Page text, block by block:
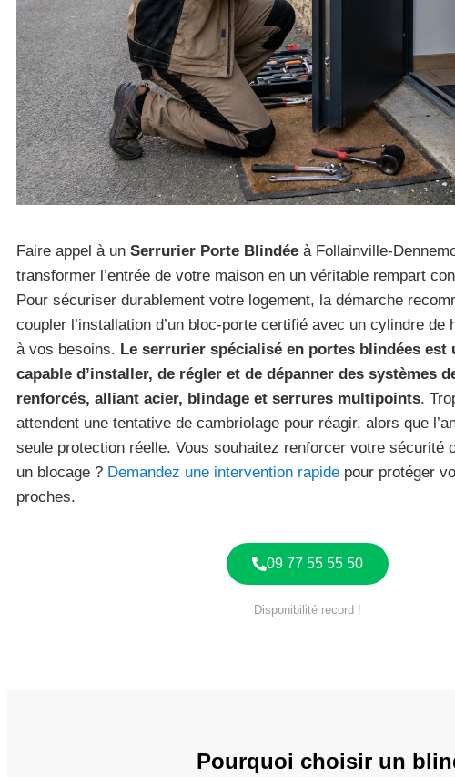
Faire appel à un Serrurier Porte Blindée à Follainville-
transformer l’entrée de votre maison en un véritable rempart
Pour sécuriser durablement votre logement, la démarche
coupler l’installation d’un bloc-porte certifié avec un cylindre de
à vos besoins. Le serrurier spécialisé en portes blindées est
capable d’installer, de régler et de dépanner des systèmes
renforcés, alliant acier, blindage et serrures multipoints.
attendent une tentative de cambriolage pour réagir, alors que
seule protection réelle. Vous souhaitez renforcer votre sécurité
un blocage ? Demandez une intervention rapide pour protéger
proches.
09 77 55 55 50
Disponibilité record !
Pourquoi choisir un